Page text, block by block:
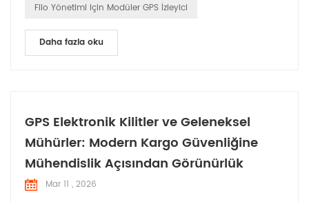
Filo Yönetimi Için Modüler GPS İzleyici
Daha fazla oku
GPS Elektronik Kilitler ve Geleneksel
Mühürler: Modern Kargo Güvenliğine
Mühendislik Açısından Görünürlük
Mar 11 , 2026